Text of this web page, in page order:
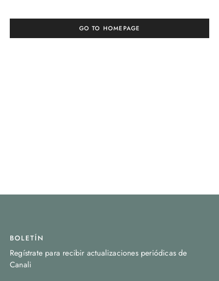
GO TO HOMEPAGE
BOLETÍN
Regístrate para recibir actualizaciones periódicas de
Canali